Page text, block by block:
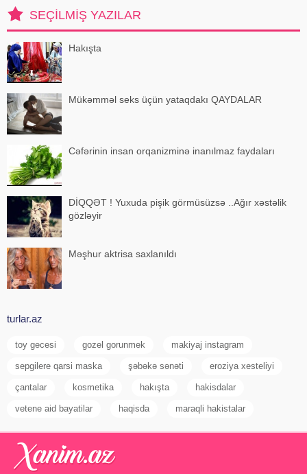
Conversation" jurnalına yazdığı
essedə siçovullara maşın sürməyi
öyrətdiy
SEÇILMIŞ YAZILAR
Hakışta
Mükəmməl seks üçün yataqdakı QAYDALAR
Cəfərinin insan orqanizminə inanılmaz faydaları
DİQQƏT ! Yuxuda pişik görmüsüzsə ..Ağır xəstəlik
gözləyir
Məşhur aktrisa saxlanıldı
turlar.az
toy gecesi gozel gorunmek makiyaj instagram
sepgilere qarsi maska şəbəkə sənəti eroziya xesteliyi
çantalar kosmetika hakışta hakisdalar
vetene aid bayatilar haqisda maraqli hakistalar